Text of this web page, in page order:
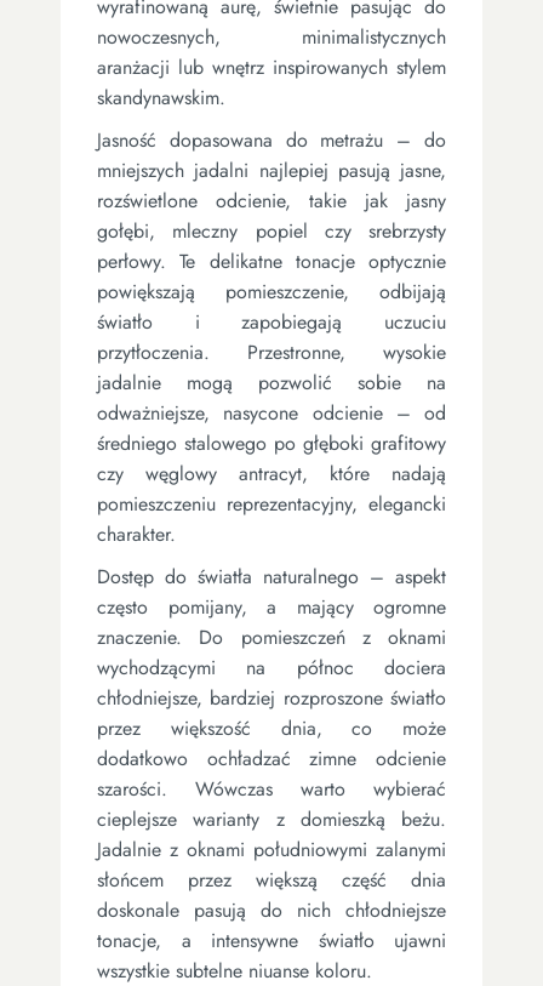
wyrafinowaną aurę, świetnie pasując do
nowoczesnych, minimalistycznych
aranżacji lub wnętrz inspirowanych stylem
skandynawskim.
Jasność dopasowana do metrażu – do
mniejszych jadalni najlepiej pasują jasne,
rozświetlone odcienie, takie jak jasny
gołębi, mleczny popiel czy srebrzysty
perłowy. Te delikatne tonacje optycznie
powiększają pomieszczenie, odbijają
światło i zapobiegają uczuciu
przytłoczenia. Przestronne, wysokie
jadalnie mogą pozwolić sobie na
odważniejsze, nasycone odcienie – od
średniego stalowego po głęboki grafitowy
czy węglowy antracyt, które nadają
pomieszczeniu reprezentacyjny, elegancki
charakter.
Dostęp do światła naturalnego – aspekt
często pomijany, a mający ogromne
znaczenie. Do pomieszczeń z oknami
wychodzącymi na północ dociera
chłodniejsze, bardziej rozproszone światło
przez większość dnia, co może
dodatkowo ochładzać zimne odcienie
szarości. Wówczas warto wybierać
cieplejsze warianty z domieszką beżu.
Jadalnie z oknami południowymi zalanymi
słońcem przez większą część dnia
doskonale pasują do nich chłodniejsze
tonacje, a intensywne światło ujawni
wszystkie subtelne niuanse koloru.